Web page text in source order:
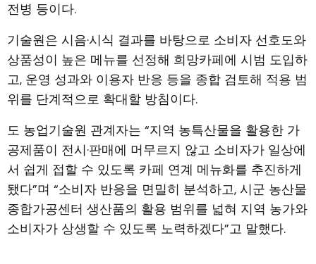
전병 등이다.
기술원은 시음·시식 결과를 바탕으로 소비자 선호도와
상품성이 높은 메뉴를 선정해 희망카페에 시범 도입하
고, 운영 성과와 이용자 반응 등을 종합 검토해 적용 범
위를 단계적으로 확대할 방침이다.
도 농업기술원 관계자는 “지역 농특산물을 활용한 가
공제품이 전시·판매에 머무르지 않고 소비자가 일상에
서 쉽게 접할 수 있도록 카페 연계 메뉴화를 추진하게
됐다”며 “소비자 반응을 면밀히 분석하고, 시군 농산물
종합가공센터 생산품의 활용 범위를 넓혀 지역 농가와
소비자가 상생할 수 있도록 노력하겠다”고 말했다.